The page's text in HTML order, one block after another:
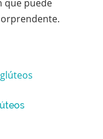
que puede